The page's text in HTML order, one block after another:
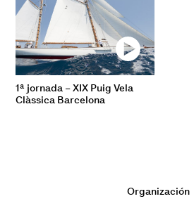
1ª jornada – XIX Puig Vela
Clàssica Barcelona
Organización